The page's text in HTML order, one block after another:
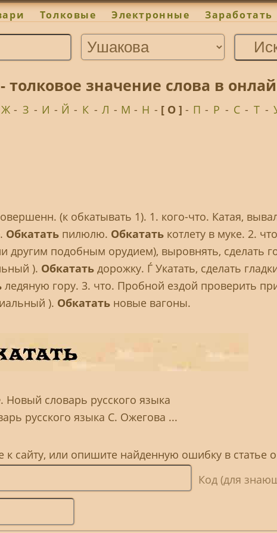
Толковые Электронные Заработать
толковое значение слова в
Ж - З - И - Й - К - Л - М - Н - [ О ] - П - Р - С - Т -
(к обкатывать 1). 1. кого-что. Катая,
Обкататьпилюлю. Обкататькотлету в муке. 2.
другим подобным орудием), выровнять, сделать
). Обкататьдорожку. Ѓ Укатать, сделать
ледяную гору. 3. что. Пробной ездой проверить
). Обкататьновые вагоны.
словарь русского языка
русского языка С. Ожегова ...
сайту, или опишите найденную ошибку в статье
Код (для